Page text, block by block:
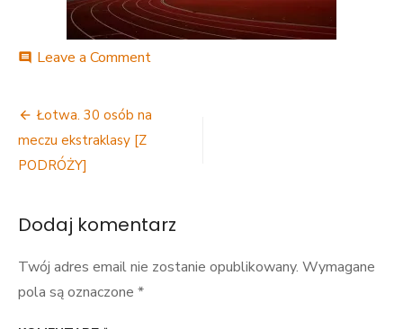
comment Leave a Commenton
Nawigacja
wpisu
Łotwa. 30 osób na
meczu ekstraklasy [Z
PODRÓŻY]
Dodaj komentarz
Twój adres email nie zostanie opublikowany. Wymagane
pola są oznaczone *